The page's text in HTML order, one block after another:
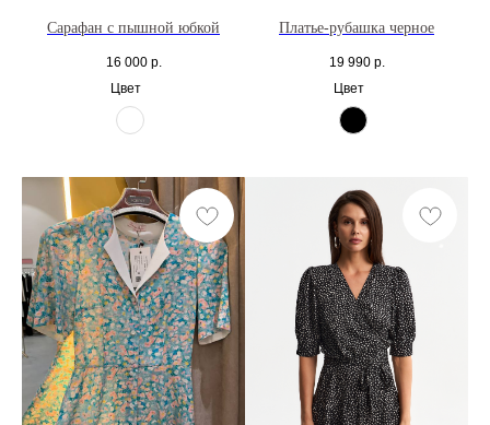
Сарафан с пышной юбкой
16 000 р.
Цвет
Платье-рубашка черное
19 990 р.
Цвет